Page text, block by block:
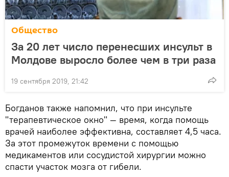
Общество
За 20 лет число перенесших инсульт в
Молдове выросло более чем в три раза
19 сентября 2019, 21:42
Богданов также напомнил, что при инсульте
"терапевтическое окно" — время, когда помощь
врачей наиболее эффективна, составляет 4,5 часа.
За этот промежуток времени с помощью
медикаментов или сосудистой хирургии можно
спасти участок мозга от гибели.